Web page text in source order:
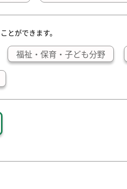
とができます。
福祉・保育・子ども分野